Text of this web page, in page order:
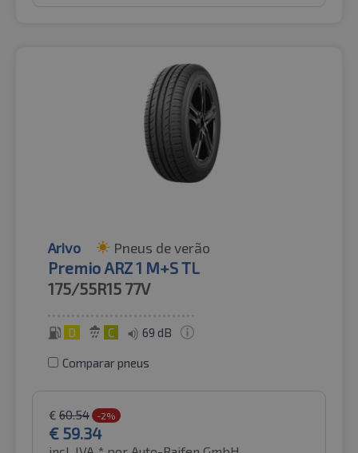
Arivo Pneus de verão
Premio ARZ 1 M+S TL
175/55R15 77V
D C 69 dB
Comparar pneus
€ 60.54 -2%
€ 59.34